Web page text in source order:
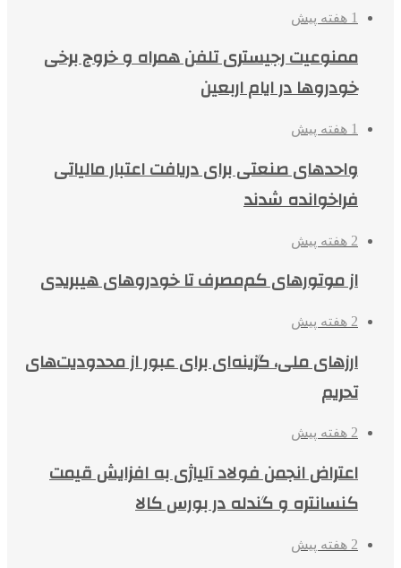
1 هفته پیش
ممنوعیت رجیستری تلفن همراه و خروج برخی
خودروها در ایام اربعین
1 هفته پیش
واحدهای صنعتی برای دریافت اعتبار مالیاتی
فراخوانده شدند
2 هفته پیش
از موتورهای کم‌مصرف تا خودروهای هیبریدی
2 هفته پیش
ارزهای ملی، گزینه‌ای برای عبور از محدودیت‌های
تحریم
2 هفته پیش
اعتراض انجمن فولاد آلیاژی به افزایش قیمت
کنسانتره و گندله در بورس کالا
2 هفته پیش